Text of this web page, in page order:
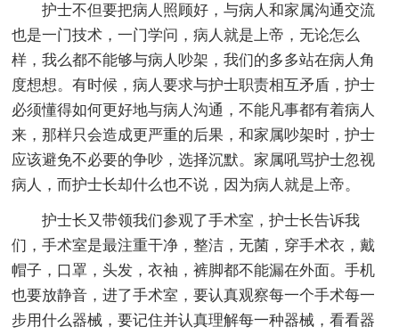
护士不但要把病人照顾好，与病人和家属沟通交流
也是一门技术，一门学问，病人就是上帝，无论怎么
样，我么都不能够与病人吵架，我们的多多站在病人角
度想想。有时候，病人要求与护士职责相互矛盾，护士
必须懂得如何更好地与病人沟通，不能凡事都有着病人
来，那样只会造成更严重的后果，和家属吵架时，护士
应该避免不必要的争吵，选择沉默。家属吼骂护士忽视
病人，而护士长却什么也不说，因为病人就是上帝。
护士长又带领我们参观了手术室，护士长告诉我
们，手术室是最注重干净，整洁，无菌，穿手术衣，戴
帽子，口罩，头发，衣袖，裤脚都不能漏在外面。手机
也要放静音，进了手术室，要认真观察每一个手术每一
步用什么器械，要记住并认真理解每一种器械，看看器